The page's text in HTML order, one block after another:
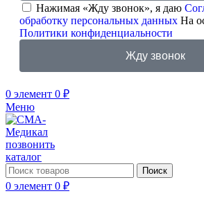
Нажимая «Жду звонок», я даю
обработку персональных данных На
Политики конфиденциальности
Жду звонок
0 элемент 0 ₽
Меню
позвонить
каталог
Поиск
0 элемент 0 ₽